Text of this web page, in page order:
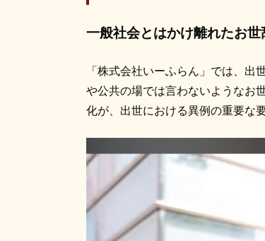
一般社会とはかけ離れたお世
「株式会社いーふらん」では、
や公共の場では言わないようなお
化が、出世における異例の重要な